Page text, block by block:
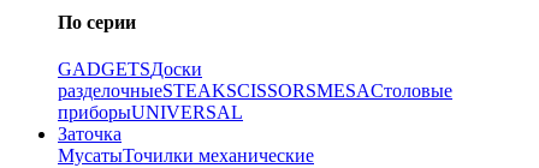
По серии
GADGETSДоски
разделочныеSTEAKSCISSORSMESAСтоловые
приборыUNIVERSAL
Заточка
МусатыТочилки механические